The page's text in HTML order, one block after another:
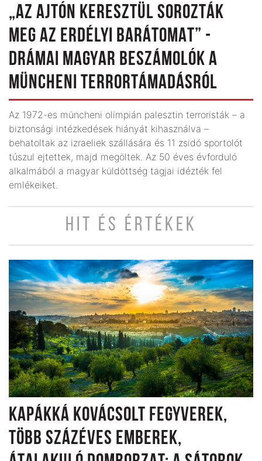
„AZ AJTÓN KERESZTÜL SOROZTÁK
MEG AZ ERDÉLYI BARÁTOMAT” -
DRÁMAI MAGYAR BESZÁMOLÓK A
MÜNCHENI TERRORTÁMADÁSRÓL
Az 1972-es müncheni olimpián palesztin terroristák – a
biztonsági intézkedések hiányát kihasználva –
behatoltak az izraeliek szállására és 11 zsidó sportolót
túszul ejtettek, majd megöltek. Az 50 éves évforduló
alkalmából a magyar küldöttség tagjai idézték fel
emlékeiket.
HIT ÉS ÉRTÉKEK
KAPÁKKÁ KOVÁCSOLT FEGYVEREK,
TÖBB SZÁZÉVES EMBEREK,